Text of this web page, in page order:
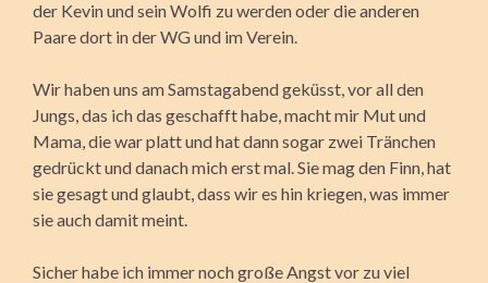
der Kevin und sein Wolfi zu werden oder die anderen
Paare dort in der WG und im Verein.
Wir haben uns am Samstagabend geküsst, vor all den
Jungs, das ich das geschafft habe, macht mir Mut und
Mama, die war platt und hat dann sogar zwei Tränchen
gedrückt und danach mich erst mal. Sie mag den Finn, hat
sie gesagt und glaubt, dass wir es hin kriegen, was immer
sie auch damit meint.
Sicher habe ich immer noch große Angst vor zu viel